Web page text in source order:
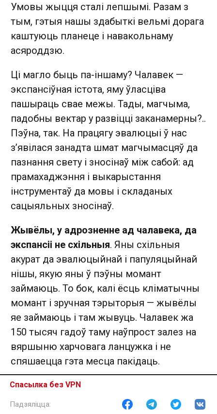
Умовы жыцця сталі лепшымі. Разам з
тым, гэтыя нашы здабыткі вельмі дорага
каштуюць планеце і навакольнаму
асяроддзю.
Ці магло быць па-іншаму? Чалавек —
экспансіўная істота, яму ўласціва
пашыраць свае межы. Тады, магчыма,
падобны вектар у развіцці заканамерны?..
Пэўна, так. На працягу эвалюцыі ў нас
з’явілася занадта шмат магчымасцяў да
пазнання свету і зносінаў між сабой: ад
прамахаджэння і выкарыстання
інструментаў да мовы і складаных
сацыяльных зносінаў.
Жывёлы, у адрозненне ад чалавека, да
экспансіі не схільныя. Яны схільныя
акурат да эвалюцыйнай і папуляцыйнай
нішы, якую яны ў пэўны момант
займаюць. То бок, калі ёсць кліматычны
момант і зручная тэрыторыя — жывёлы
яе займаюць і там жывуць. Чалавек жа
150 тысяч гадоў таму наўпрост залез на
вяршыню харчовага ланцужка і не
спяшаецца гэта месца пакідаць.
Спасылка без VPN